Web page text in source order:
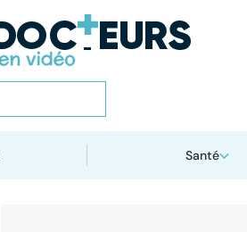
Santé